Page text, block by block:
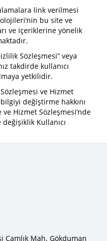
link verilmesi
bu site ve
ve içeriklerine yönelik
Sözleşmesi” veya
takdirde kullanıcı
yetkilidir.
ve Hizmet
değiştirme hakkını
Hizmet Sözleşmesi’nde
Kullanıcı
Çamlık Mah. Gökduman